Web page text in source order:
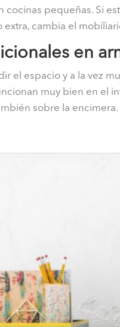
cocinas pequeñas. Si
cambia el
en
el espacio y a la vez
muy bien en el
sobre la encimera.